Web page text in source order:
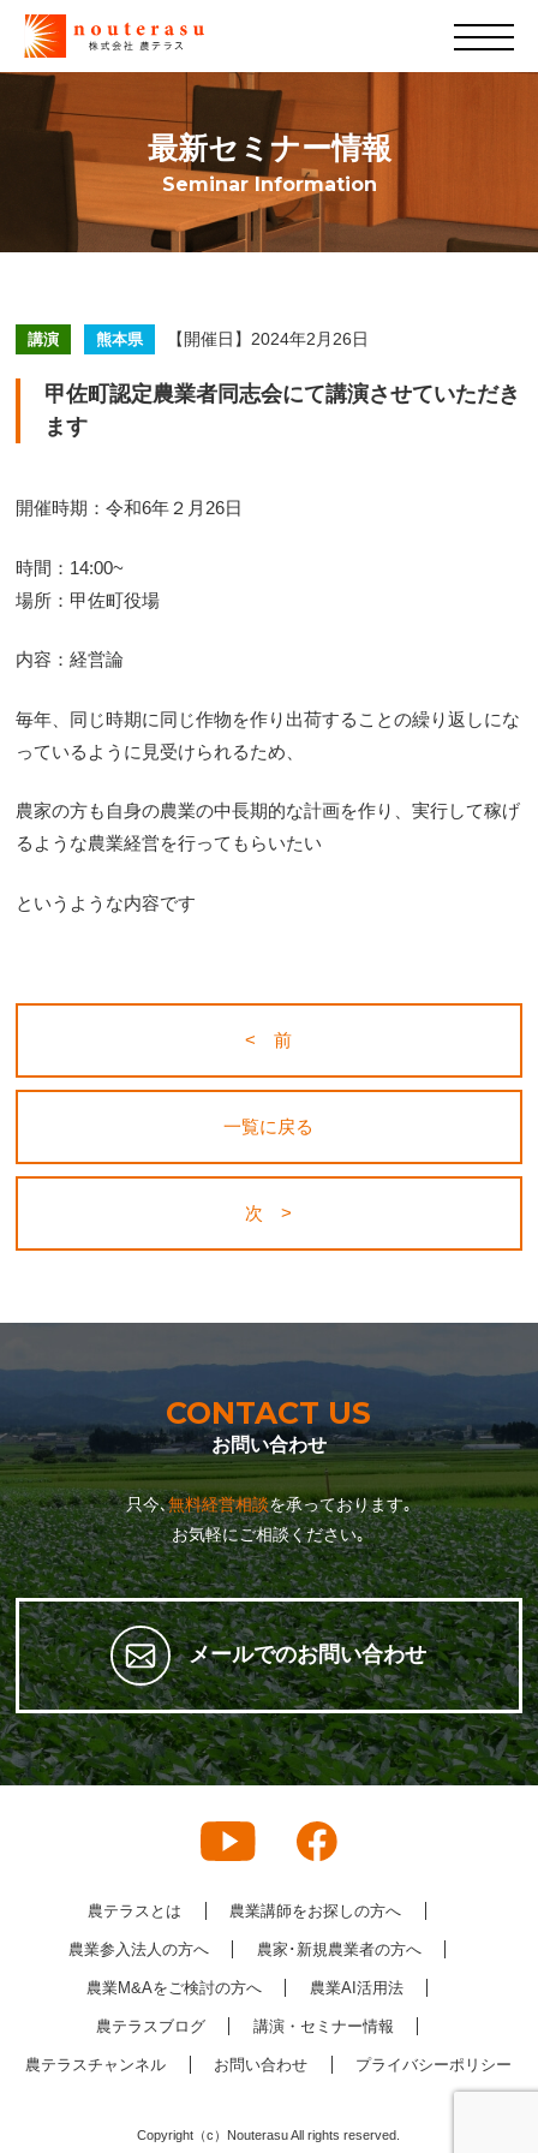
最新セミナー情報
Seminar Information
講演 熊本県 【開催日】2024年2月26日
甲佐町認定農業者同志会にて講演させていただき
ます
開催時期：令和6年２月26日
時間：14:00~
場所： 甲佐町役場
内容：経営論
毎年、同じ時期に同じ作物を作り出荷することの繰り返しにな
っているように見受けられるため、
農家の方も自身の農業の中長期的な計画を作り、実行して稼げ
るよ うな農業経営を行ってもらいたい
というような内容です
< 前
一覧に戻る
次 >
CONTACT US
お問い合わせ
只今､無料経営相談を承っております｡
お気軽にご相談ください｡
メールでのお問い合わせ
農テラスとは 農業講師をお探しの方へ
農業参入法人の方へ 農家･新規農業者の方へ
農業M&Aをご検討の方へ 農業AI活用法
農テラスブログ 講演・セミナー情報
農テラスチャンネル お問い合わせ プライバシーポリシー
Copyright（c）Nouterasu All rights reserved.